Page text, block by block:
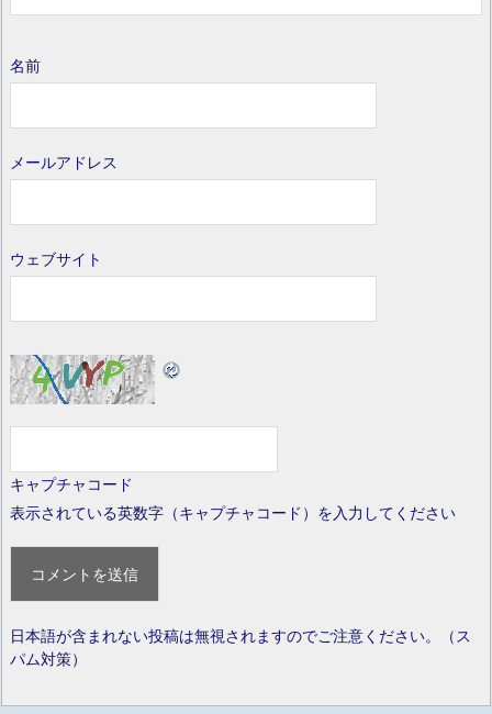
名前
メールアドレス
ウェブサイト
キャプチャコード
表示されている英数字（キャプチャコード）を入力してください
日本語が含まれない投稿は無視されますのでご注意ください。（ス
パム対策）